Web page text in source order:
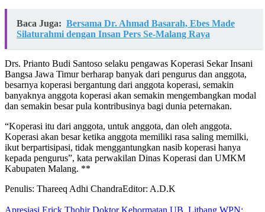
Baca Juga: Bersama Dr. Ahmad Basarah, Ebes Made
Silaturahmi dengan Insan Pers Se-Malang Raya
Drs. Prianto Budi Santoso selaku pengawas Koperasi Sekar Insani
Bangsa Jawa Timur berharap banyak dari pengurus dan anggota,
besarnya koperasi bergantung dari anggota koperasi, semakin
banyaknya anggota koperasi akan semakin mengembangkan modal
dan semakin besar pula kontribusinya bagi dunia peternakan.
“Koperasi itu dari anggota, untuk anggota, dan oleh anggota.
Koperasi akan besar ketika anggota memiliki rasa saling memilki,
ikut berpartisipasi, tidak menggantungkan nasib koperasi hanya
kepada pengurus”, kata perwakilan Dinas Koperasi dan UMKM
Kabupaten Malang. **
Penulis: Thareeq Adhi ChandraEditor: A.D.K